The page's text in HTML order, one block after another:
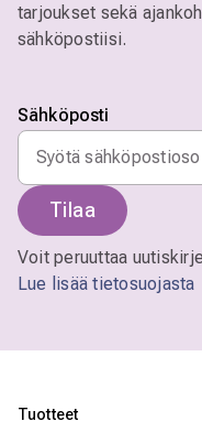
tarjoukset sekä
sähköpostiisi.
Sähköposti
Tilaa
Voit peruuttaa
Lue lisää tietosuojasta
Tuotteet